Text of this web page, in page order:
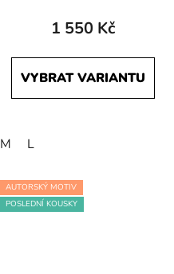
1 550 Kč
VYBRAT VARIANTU
M L
AUTORSKÝ MOTIV
POSLEDNÍ KOUSKY